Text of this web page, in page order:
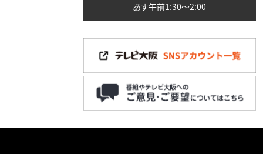
あす午前1:30〜2:00